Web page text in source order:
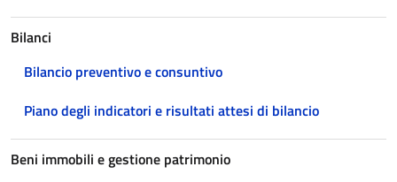
Bilanci
Bilancio preventivo e consuntivo
Piano degli indicatori e risultati attesi di bilancio
Beni immobili e gestione patrimonio